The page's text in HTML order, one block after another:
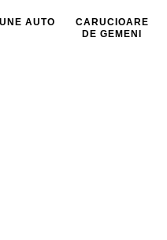
AUTO
CARUCIOARE
DE GEMENI